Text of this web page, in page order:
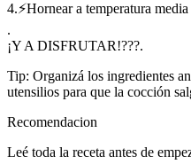
4.⚡Hornear a temperatura
.
¡Y A DISFRUTAR!???.
Tip: Organizá los ingredientes
utensilios para que la cocción
Recomendacion
Leé toda la receta antes de